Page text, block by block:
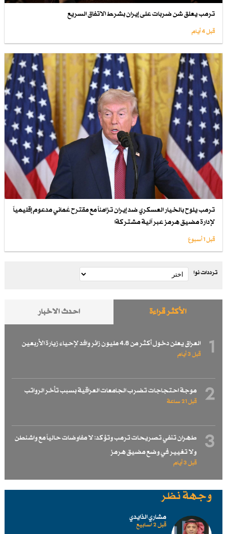
ترمب يعلق شن ضربات على إيران بشرط الاتفاق السريع
قبل 4 أيام
ترمب يلوح بالخيار العسكري ضد إيران تزامناً مع مقترح عُماني مدعوم إقليمياً
لإدارة مضيق هرمز عبر آلية مشتركةا
قبل 1 أسبوع
ترددات نوا
الأكثر قراءة احدث الاخبار
1 العراق يعلن دخول أكثر من 4.8 مليون زائر وافد لإحياء زيارة الأربعين
قبل 3 أيام
2 موجة احتجاجات تضرب الجامعات العراقية بسبب تأخر الرواتب
قبل 21 ساعة
3
طهران تنفي تصريحات ترمب وتؤكد: لا مفاوضات حالياً مع واشنطن
ولا تغيير في وضع مضيق هرمز
قبل 3 أيام
وجهة نظر
مشاري الذايدي
قبل 2 اسابیع